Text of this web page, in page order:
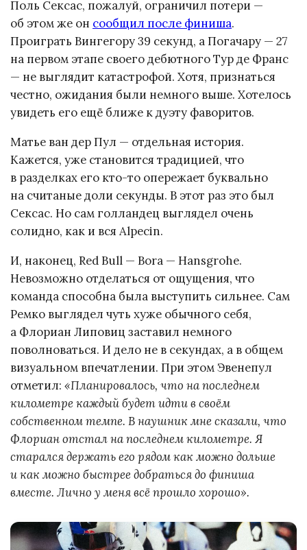
Поль Сексас, пожалуй, ограничил потери —
об этом же он сообщил после финиша.
Проиграть Вингегору 39 секунд, а Погачару — 27
на первом этапе своего дебютного Тур де Франс
— не выглядит катастрофой. Хотя, признаться
честно, ожидания были немного выше. Хотелось
увидеть его ещё ближе к дуэту фаворитов.
Матье ван дер Пул — отдельная история.
Кажется, уже становится традицией, что
в разделках его кто-то опережает буквально
на считаные доли секунды. В этот раз это был
Сексас. Но сам голландец выглядел очень
солидно, как и вся Alpecin.
И, наконец, Red Bull — Bora — Hansgrohe.
Невозможно отделаться от ощущения, что
команда способна была выступить сильнее. Сам
Ремко выглядел чуть хуже обычного себя,
а Флориан Липовиц заставил немного
поволноваться. И дело не в секундах, а в общем
визуальном впечатлении. При этом Эвенепул
отметил: «Планировалось, что на последнем
километре каждый будет идти в своём
собственном темпе. В наушник мне сказали, что
Флориан отстал на последнем километре. Я
старался держать его рядом как можно дольше
и как можно быстрее добраться до финиша
вместе. Лично у меня всё прошло хорошо».